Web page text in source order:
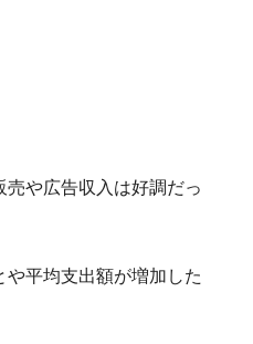
や広告収入は好調だっ
平均支出額が増加した